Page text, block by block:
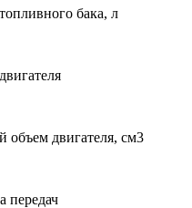
бака, л
объем двигателя, см3
передач